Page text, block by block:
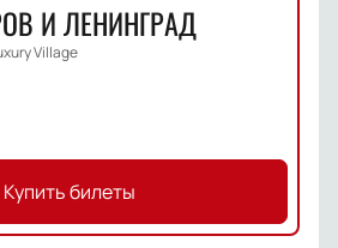
И ЛЕНИНГРАД
Village
Купить билеты